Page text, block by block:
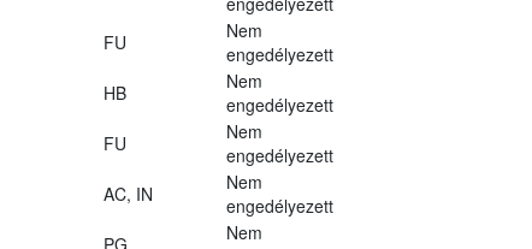
FU
Nem
engedélyezett
HB
Nem
engedélyezett
FU
Nem
engedélyezett
AC, IN
Nem
engedélyezett
PG
Nem